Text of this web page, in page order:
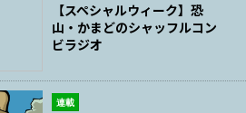
【スペシャルウィーク】恐
山・かまどのシャッフルコン
ビラジオ
連載